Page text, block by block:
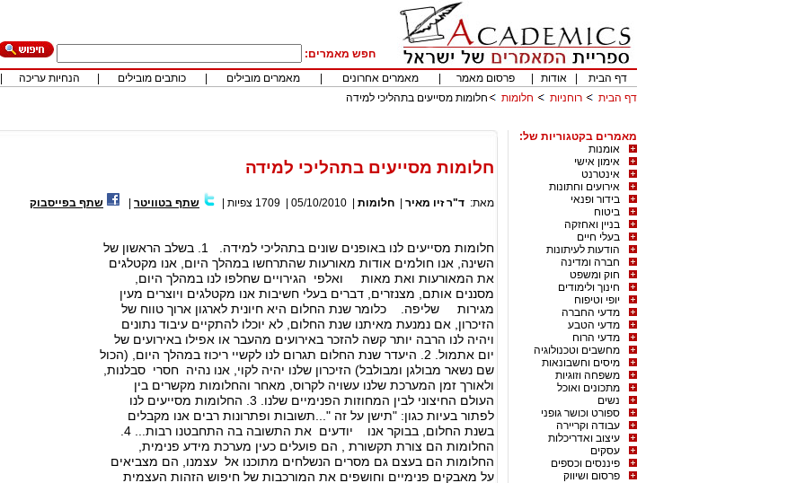
חפש מאמרים:
דף הבית
אודות פרסום מאמר מאמרים אחרונים מאמרים מובילים כותבים מובילים הנחיות עריכה
דף הבית
רוחניות חלומות חלומות מסייעים בתהליכי למידה
מאמרים בקטגוריות של:
אומנות
אימון אישי
אינטרנט
אירועים וחתונות
בידור ופנאי
ביטוח
בניין ואחזקה
בעלי חיים
הודעות לעיתונות
חברה ומדינה
חוק ומשפט
חינוך ולימודים
יופי וטיפוח
מדעי החברה
מדעי הטבע
מדעי הרוח
מחשבים וטכנולוגיה
מיסים וחשבונאות
משפחה וזוגיות
מתכונים ואוכל
נשים
ספורט וכושר גופני
עבודה וקריירה
עיצוב ואדריכלות
עסקים
פיננסים וכספים
פרסום ושיווק
חלומות מסייעים בתהליכי למידה
מאת: ד"ר זיו מאיר חלומות 05/10/2010
1709 צפיות שתף בטוויטר שתף בפייסבוק
חלומות מסייעים לנו באופנים שונים בתהליכי למידה. 1. בשלב הראשון של
השינה, אנו חולמים אודות מאורעות שהתרחשו במהלך היום, אנו מקטלגים
את המאורעות ואת מאות ואלפי הגירויים שחלפו לנו במהלך היום,
מסננים אותם, מצנזרים, דברים בעלי חשיבות אנו מקטלגים ויוצרים מעין
מגירות שליפה. כלומר שנת החלום היא חיונית לארגון ארוך טווח של
הזיכרון, אם נמנעת מאיתנו שנת החלום, לא יוכלו להתקיים עיבוד נתונים
ויהיה לנו הרבה יותר קשה להזכר באירועים מהעבר או אפילו באירועים של
יום אתמול. 2. היעדר שנת החלום תגרום לנו לקשיי ריכוז במהלך היום, (הכול
שם נשאר מבולגן ומבולבל) הזיכרון שלנו יהיה לקוי, אנו נהיה חסרי סבלנות,
ולאורך זמן המערכת שלנו עשויה לקרוס, מאחר והחלומות מקשרים בין
העולם החיצוני לבין המחוזות הפנימיים שלנו. 3. החלומות מסייעים לנו
לפתור בעיות כגון: "תישן על זה "...תשובות ופתרונות רבים אנו מקבלים
החלומות הם צורת תקשורת , הם פועלים כעין מערכת מידע פנימית,
החלומות הם בעצם גם מסרים הנשלחים מתוכנו אל עצמנו, הם מצביאים
על מאבקים פנימיים וחושפים את המורכבות של חיפוש הזהות העצמית